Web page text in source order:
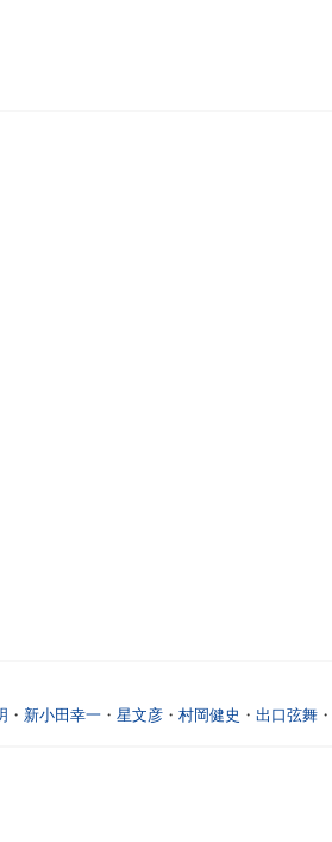
・ 新小田幸一 ・ 星文彦 ・ 村岡健史 ・ 出口弦舞 ・